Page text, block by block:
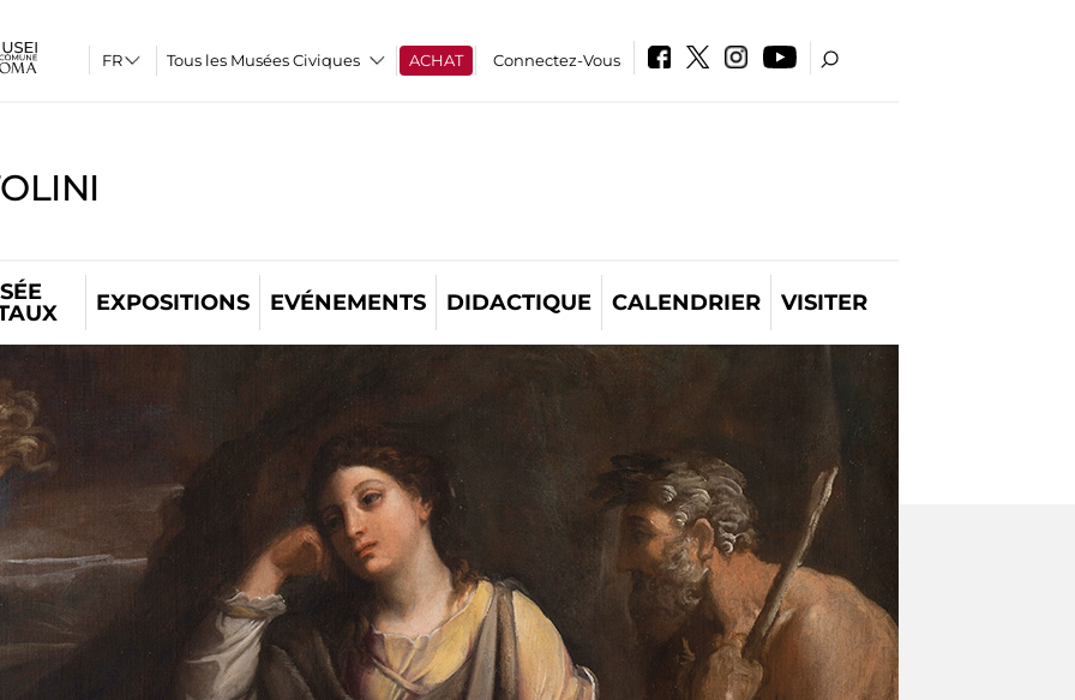
Tous les Musées Civiques ACHAT Connectez-Vous
EXPOSITIONS EVÉNEMENTS DIDACTIQUE CALENDRIER VISITER